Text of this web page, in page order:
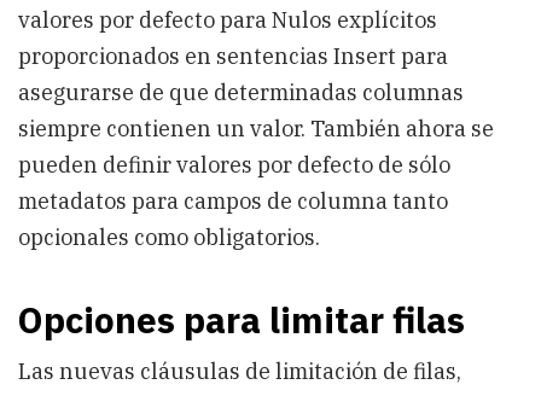
valores por defecto para Nulos explícitos
proporcionados en sentencias Insert para
asegurarse de que determinadas columnas
siempre contienen un valor. También ahora se
pueden definir valores por defecto de sólo
metadatos para campos de columna tanto
opcionales como obligatorios.
Opciones para limitar filas
Las nuevas cláusulas de limitación de filas,